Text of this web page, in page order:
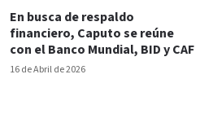
16 de Abril de 2026
En busca de respaldo
financiero, Caputo se reúne
con el Banco Mundial, BID y CAF